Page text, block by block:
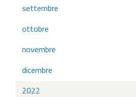
settembre
ottobre
novembre
dicembre
2022